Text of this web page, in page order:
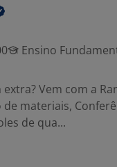
Ensino
Vem com a
materiais,
de qua...